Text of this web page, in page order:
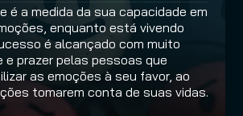
é a medida da sua capacidade em
enquanto está vivendo
é alcançado com muito
e prazer pelas pessoas que
as emoções à seu favor, ao
tomarem conta de suas vidas.